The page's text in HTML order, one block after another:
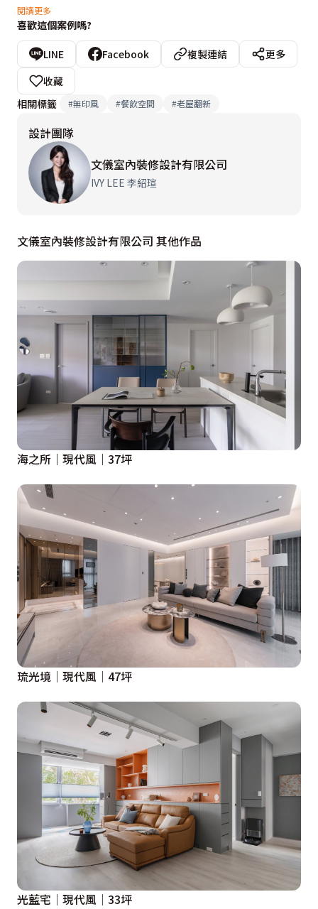
從女性市場出發的改變，除了反映在蔬食手工餐點的轉型
外，也在空間內部的風格呈現。大面落地窗內的簡約淨白
空間，綴點淺色木皮構築現代和風意象，立於屋中的老檜
木貫穿一二樓場域，以傳統日式「精神柱」概念傳達歷史
與視覺的具象延伸。
攀扶著日式老花窗線條般的扶手、循著逐梯向上的燈源規
劃進入二樓場域，可容納十餘人入座的實木餐桌上方懸吊
噴白的工業風吊燈，與後方保留舊有磚牆與鐵櫃線條的洗
手區，皆透過色系的統一銜接入現代工業風精髓，李紹瑄
閱讀更多
喜歡這個案例嗎?
LINE Facebook 複製連結
更多
收藏
相關標籤
#無印風 #餐飲空間 #老屋翻新
設計團隊
文儀室內裝修設計有限公司
IVY LEE 李紹瑄
文儀室內裝修設計有限公司 其他作品
海之所｜現代風｜37坪
琉光境│現代風│47坪
光藍宅│現代風│33坪